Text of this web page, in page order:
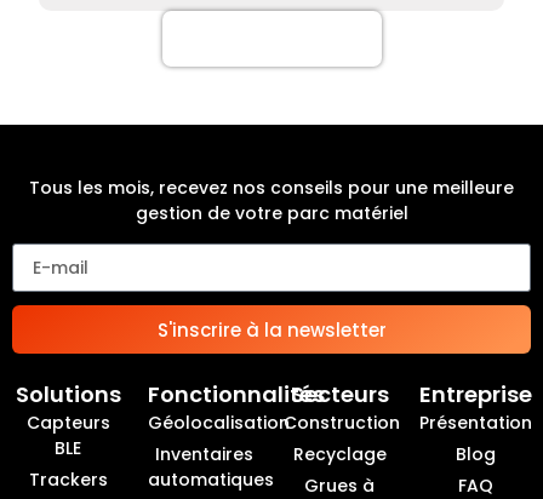
Tous les mois, recevez nos conseils pour une meilleure
gestion de votre parc matériel
S'inscrire à la newsletter
Solutions
Capteurs
BLE
Trackers
Fonctionnalités
Géolocalisation
Inventaires
automatiques
Secteurs
Construction
Recyclage
Grues à
Entreprise
Présentation
Blog
FAQ